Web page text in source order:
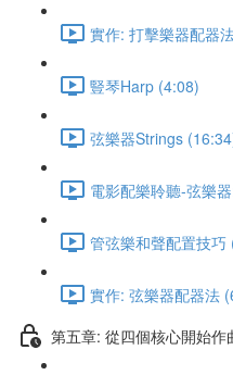
實作: 打擊樂器配器
豎琴Harp (4:08)
弦樂器Strings
電影配樂聆聽-弦樂
管弦樂和聲配置技巧
實作: 弦樂器配器法
第五章: 從四個核心開始作